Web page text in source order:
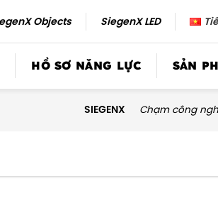
Objects SiegenX LED
HỒ SƠ NĂNG LỰC SẢN
SIEGENX Chạm công